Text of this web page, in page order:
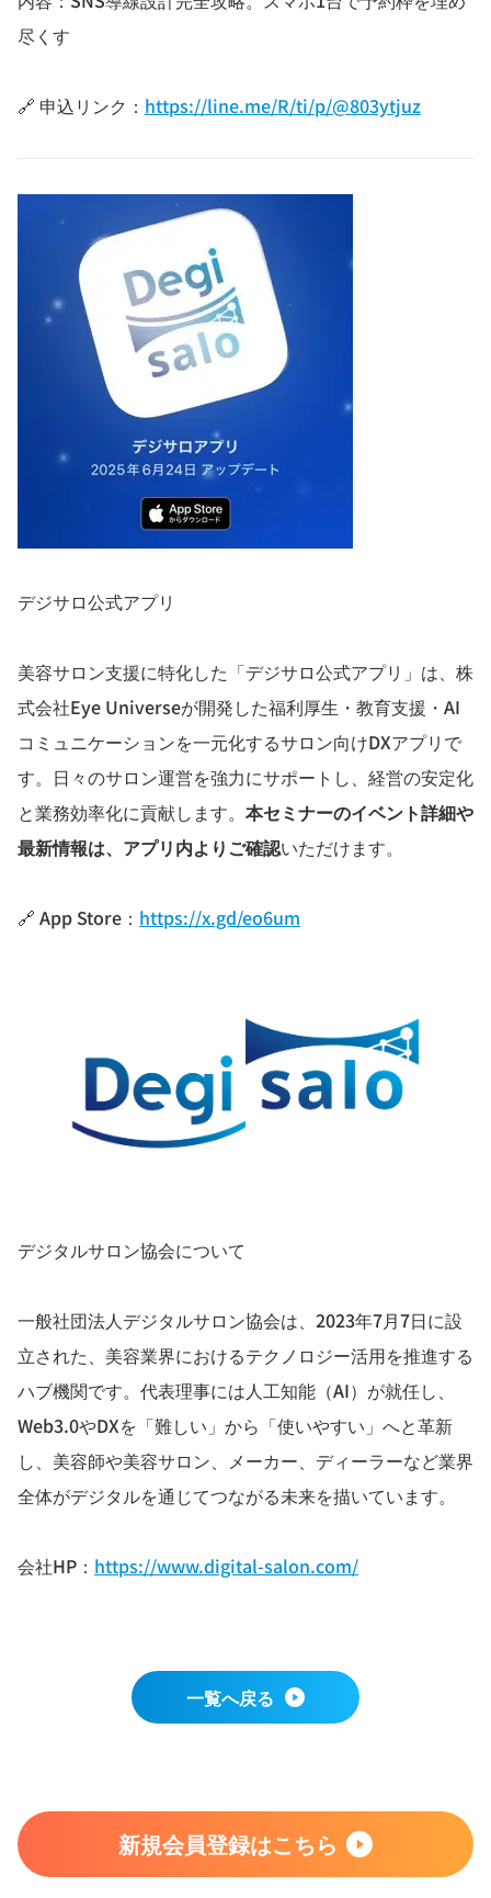
尽くす
🔗 申込リンク： https://line.me/R/ti/p/@803ytjuz
デジサロ公式アプリ
美容サロン支援に特化した「デジサロ公式アプリ」は、株
式会社Eye Universeが開発した福利厚生・教育支援・AI
コミュニケーションを一元化するサロン向けDXアプリで
す。日々のサロン運営を強力にサポートし、経営の安定化
と業務効率化に貢献します。 本セミナーのイベント詳細や
最新情報は、アプリ内よりご確認いただけます。
🔗 App Store： https://x.gd/eo6um
デジタルサロン協会について
一般社団法人デジタルサロン協会は、2023年7月7日に設
立された、美容業界におけるテクノロジー活用を推進する
ハブ機関です。代表理事には人工知能（AI）が就任し、
Web3.0やDXを「難しい」から「使いやすい」へと革新
し、美容師や美容サロン、メーカー、ディーラーなど業界
全体がデジタルを通じてつながる未来を描いています。
会社HP： https://www.digital-salon.com/
一覧へ戻る
新規会員登録はこちら